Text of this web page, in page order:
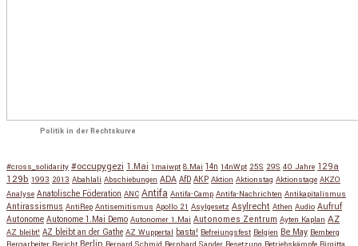
Politik in der Rechtskurve
#cross_solidarity #occupygezi 1.Mai 1maiwpt 8.Mai 14n 14nWpt 25S 29S 40 Jahre 129a
129b 1993 2013 Abahlali Abschiebungen ADA AfD AKP Aktion Aktionstag Aktionstage AKZO
Analyse Anatolische Föderation ANC Antifa Antifa-Camp Antifa-Nachrichten Antikapitalismus
Antirassismus AntiRep Antisemitismus Apollo 21 Asylgesetz Asylrecht Athen Audio Aufruf
Autonome Autonome 1.Mai Demo Autonomer 1.Mai Autonomes Zentrum Ayten Kaplan AZ
AZ bleibt! AZ bleibt an der Gathe AZ Wuppertal basta! Befreiungsfest Belgien Be May Bemberg